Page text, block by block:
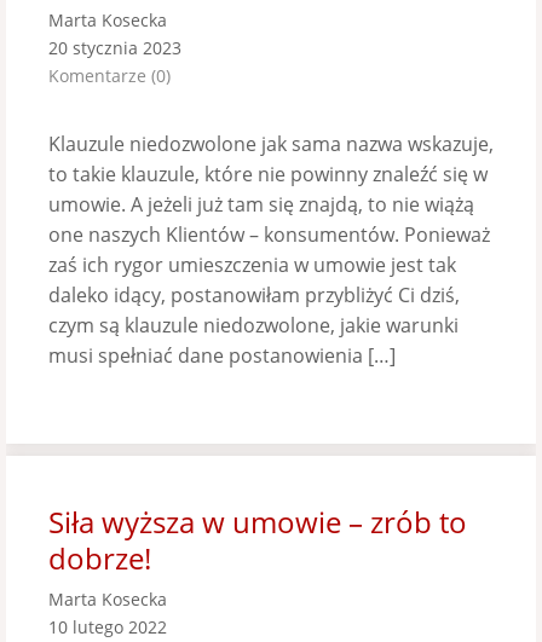
Marta Kosecka
20 stycznia 2023
Komentarze (0)
Klauzule niedozwolone jak sama nazwa wskazuje,
to takie klauzule, które nie powinny znaleźć się w
umowie. A jeżeli już tam się znajdą, to nie wiążą
one naszych Klientów – konsumentów. Ponieważ
zaś ich rygor umieszczenia w umowie jest tak
daleko idący, postanowiłam przybliżyć Ci dziś,
czym są klauzule niedozwolone, jakie warunki
musi spełniać dane postanowienia […]
Siła wyższa w umowie – zrób to
dobrze!
Marta Kosecka
10 lutego 2022